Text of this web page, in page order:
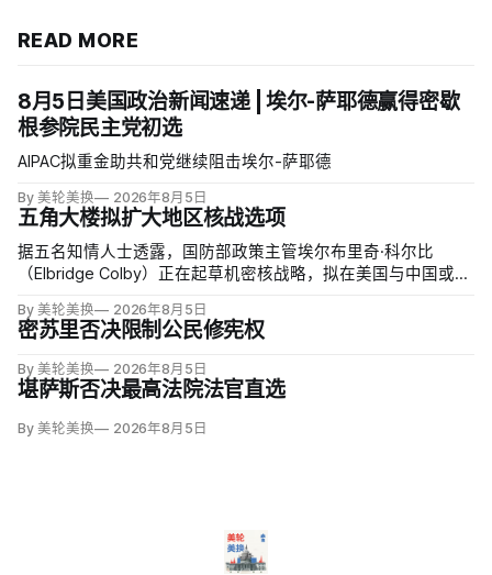
READ MORE
8月5日美国政治新闻速递 | 埃尔-萨耶德赢得密歇
根参院民主党初选
AIPAC拟重金助共和党继续阻击埃尔-萨耶德
By 美轮美换 2026年8月5日
五角大楼拟扩大地区核战选项
据五名知情人士透露，国防部政策主管埃尔布里奇·科尔比
（Elbridge Colby）正在起草机密核战略，拟在美国与中国或俄
提交总统选择的核报复方案。
By 美轮美换 2026年8月5日
密苏里否决限制公民修宪权
By 美轮美换 2026年8月5日
堪萨斯否决最高法院法官直选
By 美轮美换 2026年8月5日